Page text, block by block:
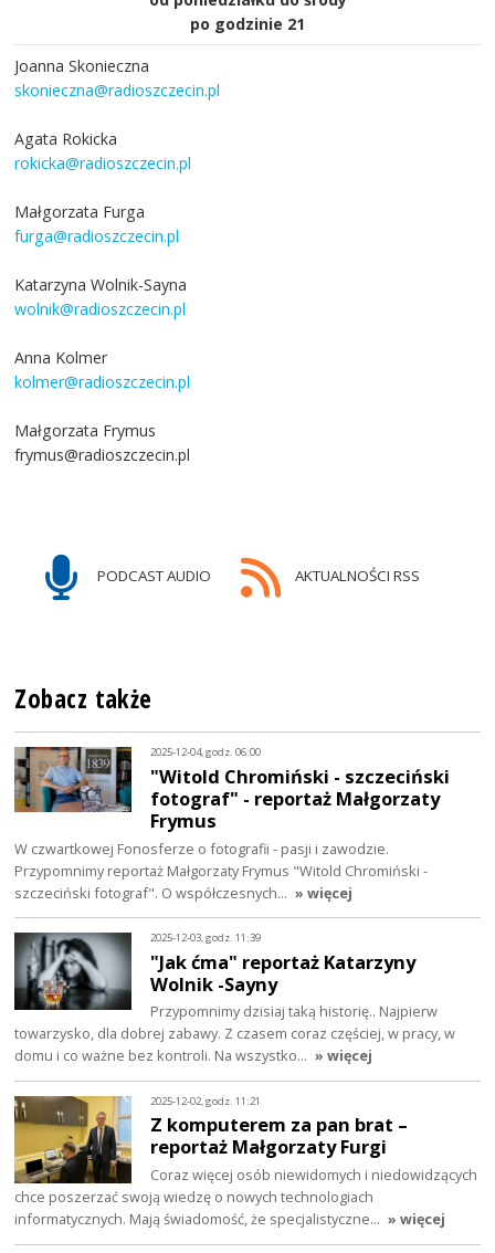
po godzinie 21
Joanna Skonieczna
skonieczna@radioszczecin.pl
Agata Rokicka
rokicka@radioszczecin.pl
Małgorzata Furga
furga@radioszczecin.pl
Katarzyna Wolnik-Sayna
wolnik@radioszczecin.pl
Anna Kolmer
kolmer@radioszczecin.pl
Małgorzata Frymus
frymus@radioszczecin.pl
PODCAST AUDIO AKTUALNOŚCI RSS
Zobacz także
2025-12-04, godz. 06:00
"Witold Chromiński - szczeciński
fotograf" - reportaż Małgorzaty
Frymus
W czwartkowej Fonosferze o fotografii - pasji i zawodzie.
Przypomnimy reportaż Małgorzaty Frymus "Witold Chromiński -
szczeciński fotograf". O współczesnych… » więcej
2025-12-03, godz. 11:39
"Jak ćma" reportaż Katarzyny
Wolnik -Sayny
Przypomnimy dzisiaj taką historię.. Najpierw
towarzysko, dla dobrej zabawy. Z czasem coraz częściej, w pracy, w
domu i co ważne bez kontroli. Na wszystko… » więcej
2025-12-02, godz. 11:21
Z komputerem za pan brat –
reportaż Małgorzaty Furgi
Coraz więcej osób niewidomych i niedowidzących
chce poszerzać swoją wiedzę o nowych technologiach
informatycznych. Mają świadomość, że specjalistyczne… » więcej